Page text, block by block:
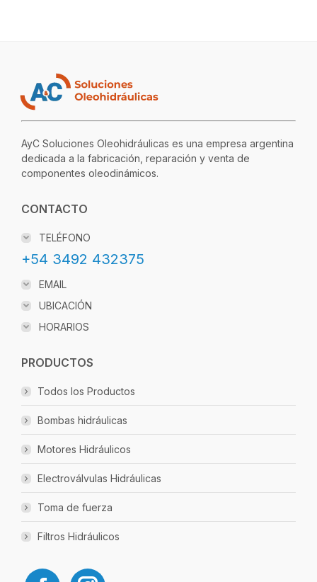
AyC Soluciones Oleohidráulicas es una empresa argentina
dedicada a la fabricación, reparación y venta de
componentes oleodinámicos.
CONTACTO
TELÉFONO
+54 3492 432375
EMAIL
UBICACIÓN
HORARIOS
PRODUCTOS
Todos los Productos
Bombas hidráulicas
Motores Hidráulicos
Electroválvulas Hidráulicas
Toma de fuerza
Filtros Hidráulicos